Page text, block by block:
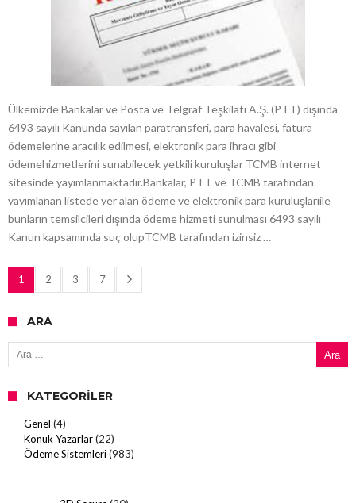
Ülkemizde Bankalar ve Posta ve Telgraf Teşkilatı A.Ş. (PTT) dışında
6493 sayılı Kanunda sayılan paratransferi, para havalesi, fatura
ödemelerine aracılık edilmesi, elektronik para ihracı gibi
ödemehizmetlerini sunabilecek yetkili kuruluşlar TCMB internet
sitesinde yayımlanmaktadır.Bankalar, PTT ve TCMB tarafından
yayımlanan listede yer alan ödeme ve elektronik para kuruluşlarıile
bunların temsilcileri dışında ödeme hizmeti sunulması 6493 sayılı
Kanun kapsamında suç olupTCMB tarafından izinsiz …
1 2 3 7
ARA
Arama:
KATEGORILER
Genel (4)
Konuk Yazarlar(22)
Ödeme Sistemleri(983)